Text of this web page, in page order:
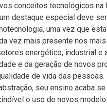
conceitos tecnológicos na
destaque especial deve
uma vez que
vez mais presente nos
energético, industrial e
e da geração de novos
de vida das
seu ensino acaba
o uso de novos